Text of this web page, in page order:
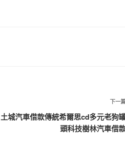
下一
土城汽車借款傳統希爾思cd多元老狗
頭科技樹林汽車借